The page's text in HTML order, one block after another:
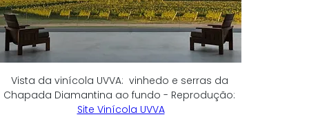
Vista da vinícola UVVA:  vinhedo e serras da
Chapada Diamantina ao fundo - Reprodução:
Site Vinícola UVVA